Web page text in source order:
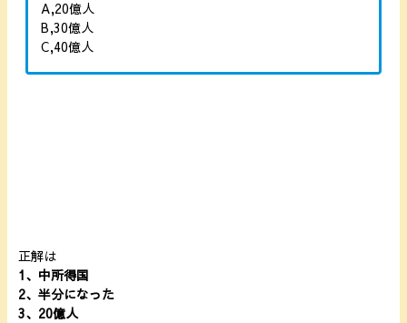
A,20億人
B,30億人
C,40億人
正解は
1、中所得国
2、半分になった
3、20億人